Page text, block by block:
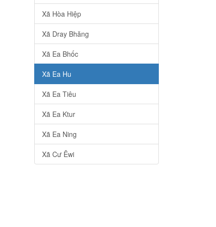
Xã Hòa Hiệp
Xã Dray Bhăng
Xã Ea Bhốc
Xã Ea Hu
Xã Ea Tiêu
Xã Ea Ktur
Xã Ea Ning
Xã Cư Êwi